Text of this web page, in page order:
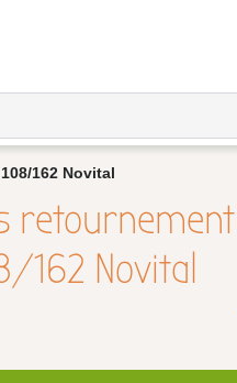
162 Novital
retournement
162 Novital